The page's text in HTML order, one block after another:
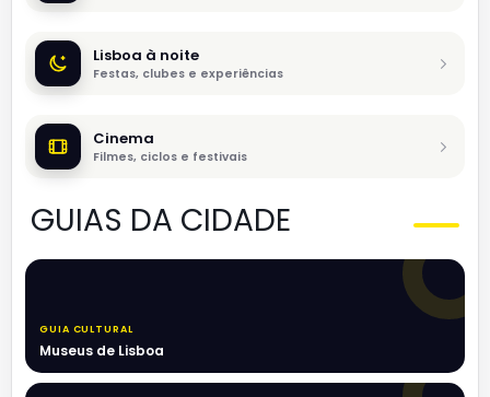
Lisboa à noite
Festas, clubes e experiências
Cinema
Filmes, ciclos e festivais
GUIAS DA CIDADE
GUIA CULTURAL
Museus de Lisboa